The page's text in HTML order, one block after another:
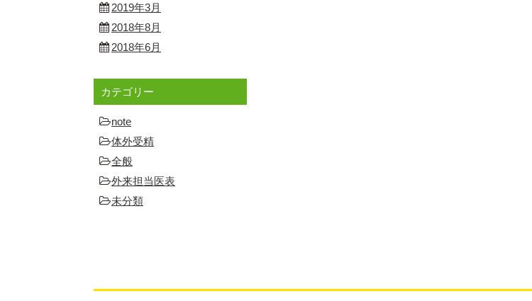
2019年3月
2018年8月
2018年6月
カテゴリー
note
体外受精
全般
外来担当医表
未分類